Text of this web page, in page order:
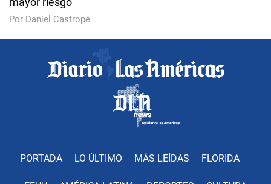
Por Daniel Castropé
PORTADA LO ÚLTIMO MÁS LEÍDAS FLORIDA